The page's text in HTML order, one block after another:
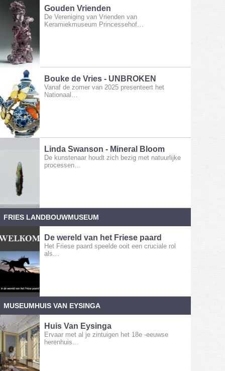
Gouden Vrienden
De Vereniging van Vrienden van
Keramiekmuseum Princessehof…
Bouke de Vries - UNBROKEN
Vanaf de zomer van 2025 presenteert het
Nationaal…
Linda Swanson - Mineral Bloom
De kunstenaar houdt zich bezig met natuurlijke
processen…
FRIES LANDBOUWMUSEUM
De wereld van het Friese paard
Het Friese paard speelde ooit een cruciale rol
als…
MUSEUMHUIS VAN EYSINGA
Huis Van Eysinga
Ervaar met al je zintuigen het 18e -eeuwse
herenhuis…